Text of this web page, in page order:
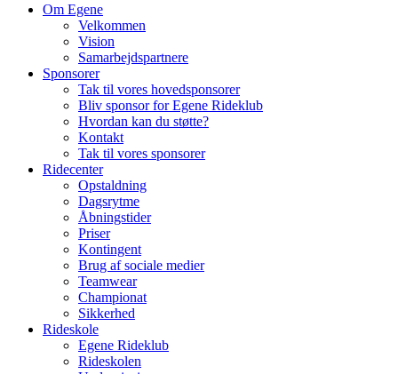
Om Egene
Velkommen
Vision
Samarbejdspartnere
Sponsorer
Tak til vores hovedsponsorer
Bliv sponsor for Egene Rideklub
Hvordan kan du støtte?
Kontakt
Tak til vores sponsorer
Ridecenter
Opstaldning
Dagsrytme
Åbningstider
Priser
Kontingent
Brug af sociale medier
Teamwear
Championat
Sikkerhed
Rideskole
Egene Rideklub
Rideskolen